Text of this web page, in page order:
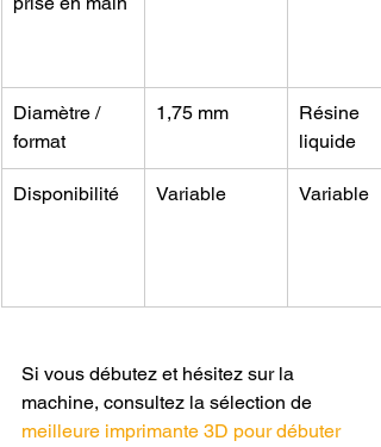
Diamètre /
format
1,75 mm
Résine
liquide
Disponibilité Variable Variable
Si vous débutez et hésitez sur la
machine, consultez la sélection de
meilleure imprimante 3D pour débuter